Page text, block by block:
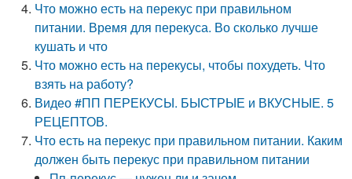
Что можно есть на перекус при правильном
питании. Время для перекуса. Во сколько лучше
кушать и что
Что можно есть на перекусы, чтобы похудеть. Что
взять на работу?
Видео #ПП ПЕРЕКУСЫ. БЫСТРЫЕ и ВКУСНЫЕ. 5
РЕЦЕПТОВ.
Что есть на перекус при правильном питании. Каким
должен быть перекус при правильном питании